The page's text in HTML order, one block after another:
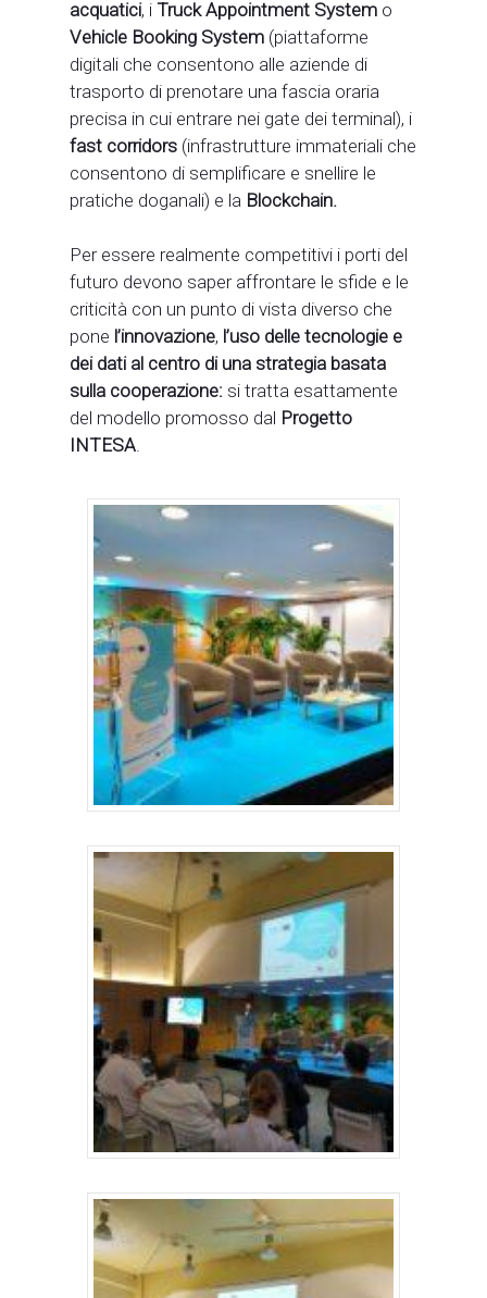
acquatici, i Truck Appointment System o
Vehicle Booking System (piattaforme
digitali che consentono alle aziende di
trasporto di prenotare una fascia oraria
precisa in cui entrare nei gate dei terminal), i
fast corridors (infrastrutture immateriali che
consentono di semplificare e snellire le
pratiche doganali) e la Blockchain.
Per essere realmente competitivi i porti del
futuro devono saper affrontare le sfide e le
criticità con un punto di vista diverso che
pone l’innovazione, l’uso delle tecnologie e
dei dati al centro di una strategia basata
sulla cooperazione: si tratta esattamente
del modello promosso dal Progetto
INTESA.